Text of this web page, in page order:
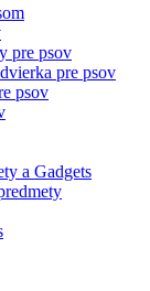
pre psov
pre psov
psov
a Gadgets